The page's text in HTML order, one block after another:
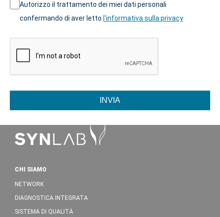
Autorizzo il trattamento dei miei dati personali
confermando di aver letto l'informativa sulla privacy
INVIA
CHI SIAMO
NETWORK
DIAGNOSTICA INTEGRATA
SISTEMA DI QUALITÀ